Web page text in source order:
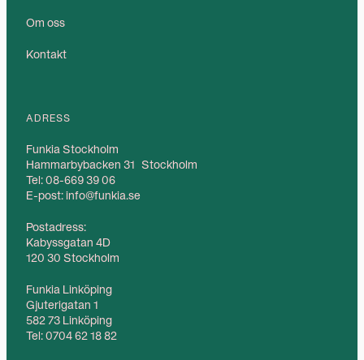
Om oss
Kontakt
ADRESS
Funkia Stockholm
Hammarbybacken 31 Stockholm
Tel: 08-669 39 06
E-post: info@funkia.se
Postadress:
Kabyssgatan 4D
120 30 Stockholm
Funkia Linköping
Gjuterigatan 1
582 73 Linköping
Tel: 0704 62 18 82